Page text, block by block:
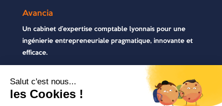
Avancia
Un cabinet d’expertise comptable lyonnais pour une
ingénierie entrepreneuriale pragmatique, innovante et
efficace.
Contactez-nous
04 72 71 54 72